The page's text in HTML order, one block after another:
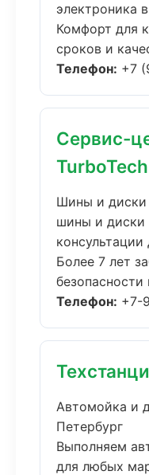
электроника
Комфорт для
сроков и
Телефон: +7
Сервис-
TurboTech
Шины и диски
шины и диски
Более 7 лет
безопасности
Телефон: +7-
Автомойка и
Петербург
Выполняем
для любых